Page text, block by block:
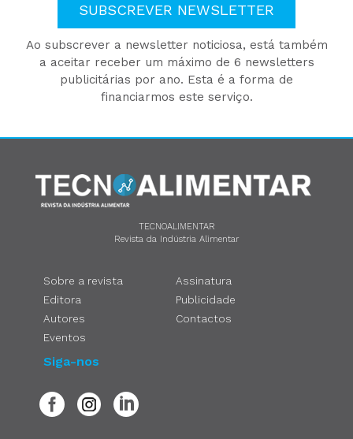
SUBSCREVER NEWSLETTER
Ao subscrever a newsletter noticiosa, está também
a aceitar receber um máximo de 6 newsletters
publicitárias por ano. Esta é a forma de
financiarmos este serviço.
TECNOALIMENTAR
Revista da Indústria Alimentar
Sobre a revista
Editora
Autores
Eventos
Assinatura
Publicidade
Contactos
Siga-nos